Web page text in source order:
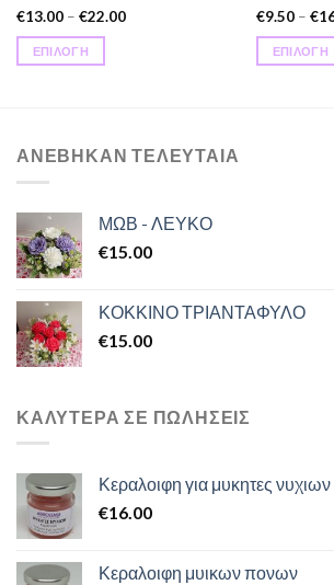
€13.00– €22.00
ΕΠΙΛΟΓΉ
πολλαπλές
Οι
επιλογές
μπορούν
να
επιλεγούν
στη
σελίδα
€9.50– €
ΕΠΙΛΟΓΉ
επιλεγούν
ΑΝΕΒΗΚΑΝ ΤΕΛΕΥΤΑΙΑ
ΜΩΒ - ΛΕΥΚΟ
€15.00
ΚΟΚΚΙΝΟ ΤΡΙΑΝΤΑΦΥΛΟ
€15.00
ΚΑΛΥΤΕΡΑ ΣΕ ΠΩΛΗΣΕΙΣ
Κεραλοιφη για μυκητες νυχιων
€16.00
Κεραλοιφη μυικων πονων